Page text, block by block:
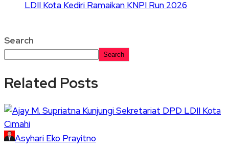
LDII Kota Kediri Ramaikan KNPI Run 2026
Search
Search
Related Posts
Asyhari Eko Prayitno